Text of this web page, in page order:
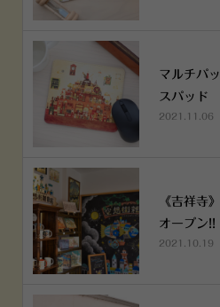
マルチパ
スパッド
2021.11.06
《吉祥寺
オープン!!
2021.10.19